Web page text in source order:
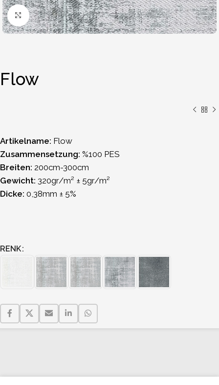
Click to enlarge
Flow
Artikelname: Flow
Zusammensetzung: %100 PES
Breiten: 200cm-300cm
Gewicht: 320gr/m² ± 5gr/m²
Dicke: 0,38mm ± 5%
RENK